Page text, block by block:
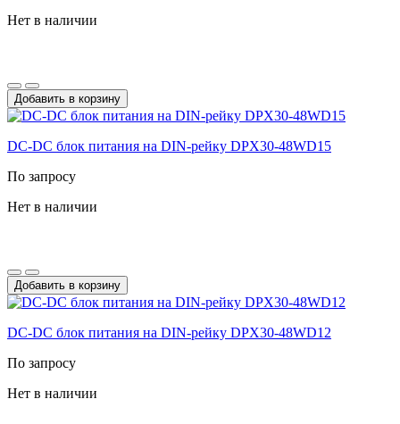
Нет в наличии
Добавить в корзину
DC-DС блок питания на DIN-рейку DPX30-48WD15
По запросу
Нет в наличии
Добавить в корзину
DC-DС блок питания на DIN-рейку DPX30-48WD12
По запросу
Нет в наличии